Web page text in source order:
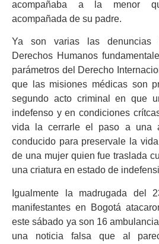
acompañaba a la menor
acompañada de su padre.
Ya son varias las
Derechos Humanos
parámetros del Derecho
que las misiones médicas son
segundo acto criminal en que
indefenso y en condiciones
vida la cerrarle el paso a una
conducido para preservale la
de una mujer quien fue traslada
una criatura en estado de
Igualmente la madrugada del
manifestantes en Bogotá
este sábado ya son 16
una noticia falsa que al